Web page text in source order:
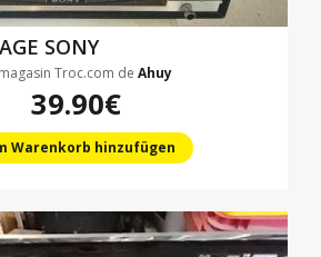
SONY
Troc.com de Ahuy
39.90€
Warenkorb hinzufügen